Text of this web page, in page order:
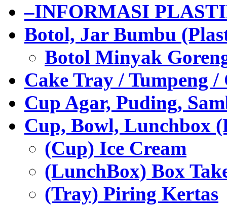
–INFORMASI
Botol, Jar Bumbu
Botol Minyak
Cake Tray / Tumpeng /
Cup Agar, Puding,
Cup, Bowl, Lunchbox
(Cup) Ice Cream
(LunchBox) Box
(Tray) Piring Kertas